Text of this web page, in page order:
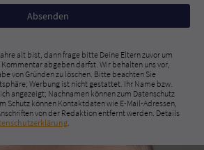
alt bist, dann frage bitte Deine Eltern zuvor um
abgeben darfst. Wir behalten uns vor,
von Gründen zu löschen. Bitte beachten Sie
Werbung ist nicht gestattet. Ihr Name bzw.
angezeigt; Nachnamen können zum Datenschutz
Schutz können Kontaktdaten wie E-Mail-Adressen,
von der Redaktion entfernt werden. Details